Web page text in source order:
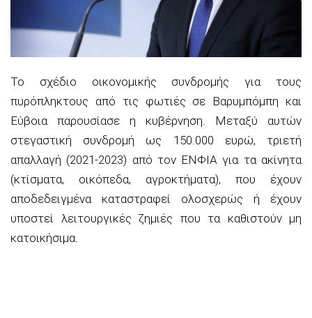
Το σχέδιο οικονομικής συνδρομής για τους
πυρόπληκτους από τις φωτιές σε Βαρυμπόμπη και
Εύβοια παρουσίασε η κυβέρνηση. Μεταξύ αυτών
στεγαστική συνδρομή ως 150.000 ευρώ, τριετή
απαλλαγή (2021-2023) από τον ΕΝΦΙΑ για τα ακίνητα
(κτίσματα, οικόπεδα, αγροκτήματα), που έχουν
αποδεδειγμένα καταστραφεί ολοσχερώς ή έχουν
υποστεί λειτουργικές ζημιές που τα καθιστούν μη
κατοικήσιμα.